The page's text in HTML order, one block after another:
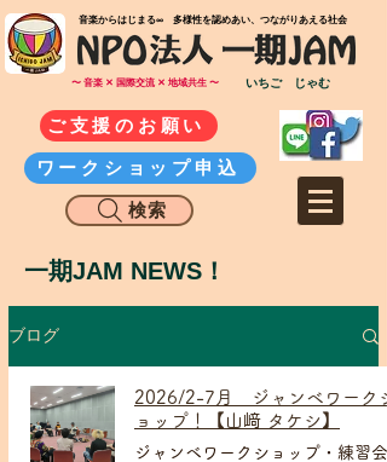
​音楽からはじまる∞ 多様性を認めあい、つながりあえる社会
〜 音楽 ✕ 国際交流 ✕ 地域共生 〜 いちご じゃむ
ご支援のお願い
ワークショップ申込
検索
一期JAM NEWS！
ブログ
2026/2-7月 ジャンベワークシ
ョップ！【山﨑 タケシ】
ジャンベワークショップ・練習会